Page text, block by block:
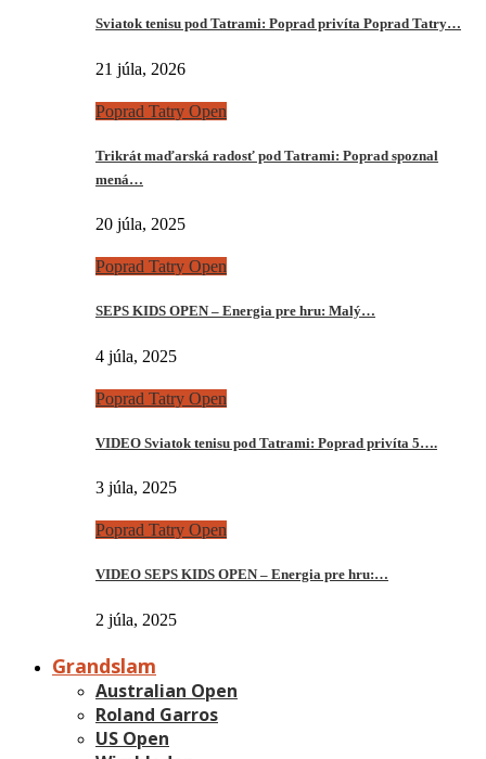
Sviatok tenisu pod Tatrami: Poprad privíta Poprad Tatry…
21 júla, 2026
Poprad Tatry Open
Trikrát maďarská radosť pod Tatrami: Poprad spoznal
mená…
20 júla, 2025
Poprad Tatry Open
SEPS KIDS OPEN – Energia pre hru: Malý…
4 júla, 2025
Poprad Tatry Open
VIDEO Sviatok tenisu pod Tatrami: Poprad privíta 5….
3 júla, 2025
Poprad Tatry Open
VIDEO SEPS KIDS OPEN – Energia pre hru:…
2 júla, 2025
Grandslam
Australian Open
Roland Garros
US Open